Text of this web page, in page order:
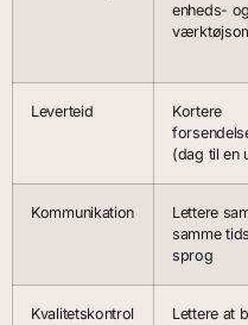
enheds- og
Leverteid
Kortere
(dag til en
Kommunikation
Lettere
samme
sprog
Kvalitetskontrol
Lettere at